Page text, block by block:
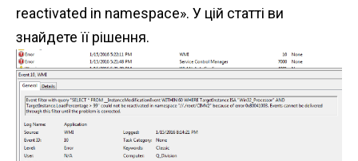
reactivated in namespace». У цій статті ви
знайдете її рішення.